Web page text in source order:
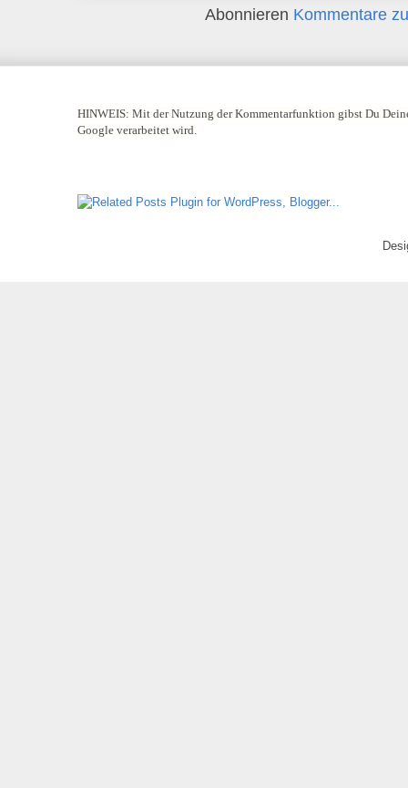
Abonnieren Kommentare
HINWEIS: Mit der Nutzung der Kommentarfunktion gibst Du
Google verarbeitet wird.